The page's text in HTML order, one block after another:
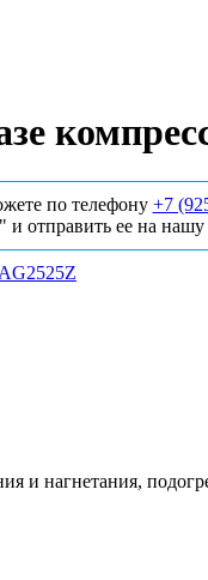
по телефону +7
" и отправить ее на
и нагнетания,